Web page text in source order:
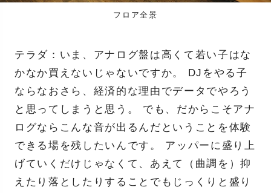
フロア全景
テラダ：いま、アナログ盤は高くて若い子はな
かなか買えないじゃないですか。 DJをやる子
ならなおさら、経済的な理由でデータでやろう
と思ってしまうと思う。 でも、だからこそアナ
ログならこんな音が出るんだということを体験
できる場を残したいんです。 アッパーに盛り上
げていくだけじゃなくて、あえて（曲調を）抑
えたり落としたりすることでもじっくりと盛り